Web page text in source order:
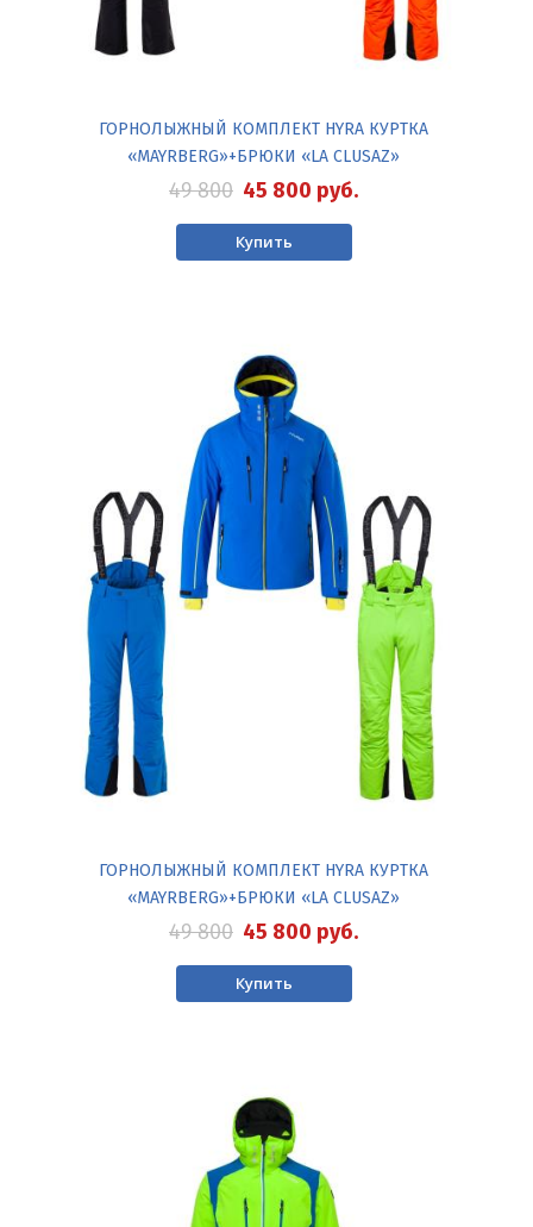
ГОРНОЛЫЖНЫЙ КОМПЛЕКТ HYRA КУРТКА
«MAYRBERG»+БРЮКИ «LA CLUSAZ»
49 800 45 800 руб.
Купить
ГОРНОЛЫЖНЫЙ КОМПЛЕКТ HYRA КУРТКА
«MAYRBERG»+БРЮКИ «LA CLUSAZ»
49 800 45 800 руб.
Купить